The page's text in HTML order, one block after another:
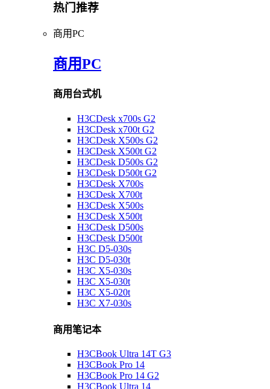
热门推荐
商用PC
商用PC
商用台式机
H3CDesk x700s G2
H3CDesk x700t G2
H3CDesk X500s G2
H3CDesk X500t G2
H3CDesk D500s G2
H3CDesk D500t G2
H3CDesk X700s
H3CDesk X700t
H3CDesk X500s
H3CDesk X500t
H3CDesk D500s
H3CDesk D500t
H3C D5-030s
H3C D5-030t
H3C X5-030s
H3C X5-030t
H3C X5-020t
H3C X7-030s
商用笔记本
H3CBook Ultra 14T G3
H3CBook Pro 14
H3CBook Pro 14 G2
H3CBook Ultra 14